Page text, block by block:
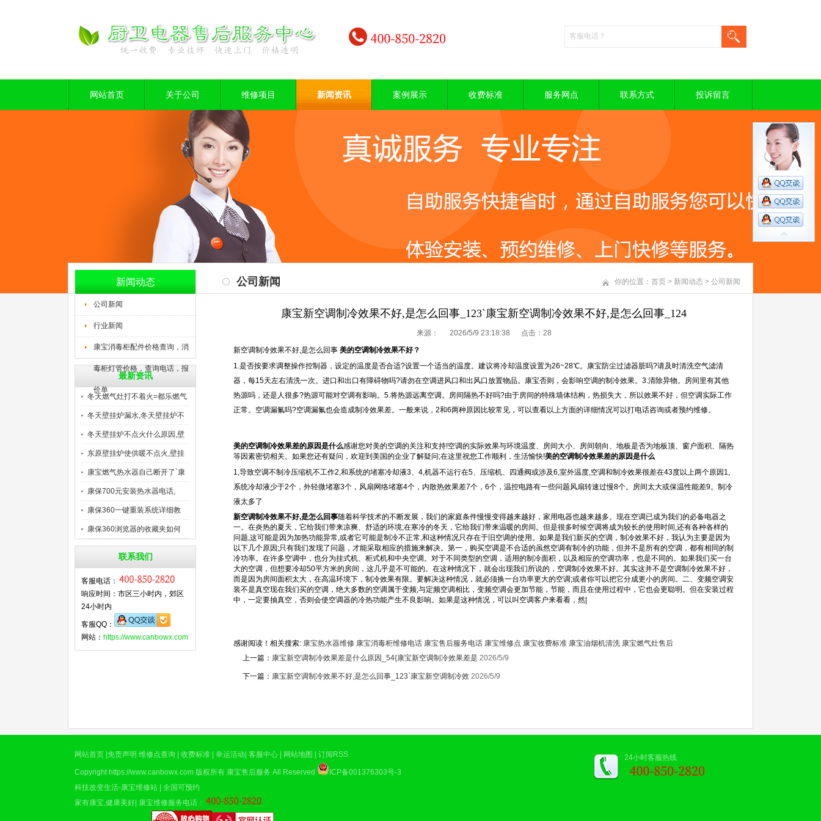
网站首页 关于公司 维修项目 新闻资讯 案例展示 收费标准 服务网点 联系方式 投诉留言
1
新闻动态
公司新闻
行业新闻
康宝消毒柜配件价格查询，消
毒柜灯管价格，查询电话，报
价单
最新资讯
冬天燃气灶打不着火=都乐燃气
冬天壁挂炉漏水,冬天壁挂炉不
冬天壁挂炉不点火什么原因,壁
东原壁挂炉使供暖不点火,壁挂
康宝燃气热水器自己断开了`康
康保700元安装热水器电话,
康保360一键重装系统详细教
康保360浏览器的收藏夹如何
联系我们
客服电话：
响应时间：市区三小时内，郊区
24小时内
客服QQ：
网站： https://www.canbowx.com
公司新闻 你的位置： 首页 > 新闻动态 > 公司新闻
康宝新空调制冷效果不好,是怎么回事_123`康宝新空调制冷效果不好,是怎么回事_124
来源： 2026/5/9 23:18:38 点击： 28
新空调制冷效果不好,是怎么回事 美的空调制冷效果不好？
1.是否按要求调整操作控制器，设定的温度是否合适?设置一个适当的温度。建议将冷却温度设置为26~28℃。康宝防尘过滤器脏吗?请及时清洗空气滤清
器，每15天左右清洗一次。进口和出口有障碍物吗?请勿在空调进风口和出风口放置物品。康宝否则，会影响空调的制冷效果。3.清除异物。房间里有其他
热源吗，还是人很多?热源可能对空调有影响。5.将热源远离空调。房间隔热不好吗?由于房间的特殊墙体结构，热损失大，所以效果不好，但空调实际工作
正常。空调漏氟吗?空调漏氟也会造成制冷效果差。一般来说，2和6两种原因比较常见，可以查看以上方面的详细情况可以打电话咨询或者预约维修。
美的空调制冷效果差的原因是什么感谢您对美的空调的关注和支持!空调的实际效果与环境温度、房间大小、房间朝向、地板是否为地板顶、窗户面积、隔热
等因素密切相关。如果您还有疑问，欢迎到美国的企业了解疑问;在这里祝您工作顺利，生活愉快!美的空调制冷效果差的原因是什么
1,导致空调不制冷压缩机不工作2,和系统的堵塞冷却液3、4,机器不运行在5、压缩机、四通阀或涉及6,室外温度,空调和制冷效果很差在43度以上两个原因1,
系统冷却液少于2个，外轻微堵塞3个，风扇网络堵塞4个，内散热效果差7个，6个，温控电路有一些问题风扇转速过慢8个。房间太大或保温性能差9。制冷
液太多了
新空调制冷效果不好,是怎么回事随着科学技术的不断发展，我们的家庭条件慢慢变得越来越好，家用电器也越来越多。现在空调已成为我们的必备电器之
一。在炎热的夏天，它给我们带来凉爽、舒适的环境;在寒冷的冬天，它给我们带来温暖的房间。但是很多时候空调将成为较长的使用时间,还有各种各样的
问题,这可能是因为加热功能异常,或者它可能是制冷不正常,和这种情况只存在于旧空调的使用。如果是我们新买的空调，制冷效果不好，我认为主要是因为
以下几个原因;只有我们发现了问题，才能采取相应的措施来解决。第一，购买空调是不合适的虽然空调有制冷的功能，但并不是所有的空调，都有相同的制
冷功率。在许多空调中，也分为挂式机、柜式机和中央空调。对于不同类型的空调，适用的制冷面积，以及相应的空调功率，也是不同的。如果我们买一台
大的空调，但想要冷却50平方米的房间，这几乎是不可能的。在这种情况下，就会出现我们所说的，空调制冷效果不好。其实这并不是空调制冷效果不好，
而是因为房间面积太大，在高温环境下，制冷效果有限。要解决这种情况，就必须换一台功率更大的空调;或者你可以把它分成更小的房间。二、变频空调安
装不是真空现在我们买的空调，绝大多数的空调属于变频;与定频空调相比，变频空调会更加节能，节能，而且在使用过程中，它也会更聪明。但在安装过程
中，一定要抽真空，否则会使空调器的冷热功能产生不良影响。如果是这种情况，可以叫空调客户来看看，然|
感谢阅读！相关搜索: 康宝热水器维修 康宝消毒柜维修电话 康宝售后服务电话 康宝维修点 康宝收费标准 康宝油烟机清洗 康宝燃气灶售后
上一篇： 康宝新空调制冷效果差是什么原因_54{康宝新空调制冷效果差是 2026/5/9
下一篇： 康宝新空调制冷效果不好,是怎么回事_123`康宝新空调制冷效 2026/5/9
网站首页 免责声明 维修点查询 收费标准 幸运活动 客服中心 网站地图 订阅RSS
Copyright https://www.canbowx.com 版权所有 康宝售后服务 All Reserved
ICP备001376303号-3
科技改变生活-康宝维修站 | 全国可预约
家有康宝,健康美好| 康宝维修服务电话 ：
24小时客服热线